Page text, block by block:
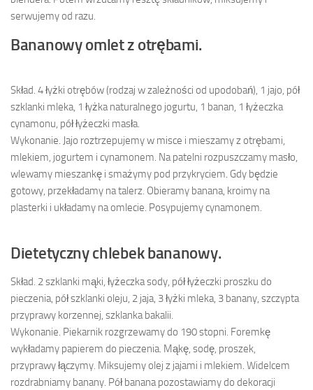
serwujemy od razu.
Bananowy omlet z otrębami.
Skład. 4 łyżki otrębów (rodzaj w zależności od upodobań), 1 jajo, pół
szklanki mleka, 1 łyżka naturalnego jogurtu, 1 banan, 1 łyżeczka
cynamonu, pół łyżeczki masła.
Wykonanie. Jajo roztrzepujemy w misce i mieszamy z otrębami,
mlekiem, jogurtem i cynamonem. Na patelni rozpuszczamy masło,
wlewamy mieszankę i smażymy pod przykryciem. Gdy będzie
gotowy, przekładamy na talerz. Obieramy banana, kroimy na
plasterki i układamy na omlecie. Posypujemy cynamonem.
Dietetyczny chlebek bananowy.
Skład. 2 szklanki mąki, łyżeczka sody, pół łyżeczki proszku do
pieczenia, pół szklanki oleju, 2 jaja, 3 łyżki mleka, 3 banany, szczypta
przyprawy korzennej, szklanka bakalii.
Wykonanie. Piekarnik rozgrzewamy do 190 stopni. Foremkę
wykładamy papierem do pieczenia. Mąkę, sodę, proszek,
przyprawy łączymy. Miksujemy olej z jajami i mlekiem. Widelcem
rozdrabniamy banany. Pół banana pozostawiamy do dekoracji